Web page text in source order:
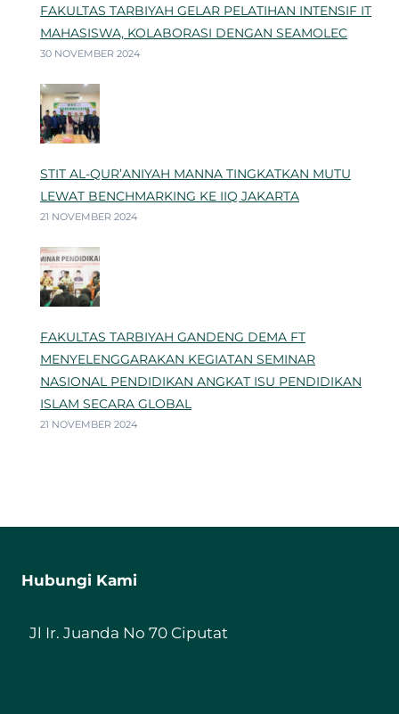
FAKULTAS TARBIYAH GELAR PELATIHAN INTENSIF IT
MAHASISWA, KOLABORASI DENGAN SEAMOLEC
30 NOVEMBER 2024
STIT AL-QUR’ANIYAH MANNA TINGKATKAN MUTU
LEWAT BENCHMARKING KE IIQ JAKARTA
21 NOVEMBER 2024
FAKULTAS TARBIYAH GANDENG DEMA FT
MENYELENGGARAKAN KEGIATAN SEMINAR
NASIONAL PENDIDIKAN ANGKAT ISU PENDIDIKAN
ISLAM SECARA GLOBAL
21 NOVEMBER 2024
Hubungi Kami
Jl Ir. Juanda No 70 Ciputat